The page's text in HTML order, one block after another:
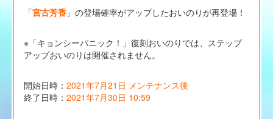
「宮古芳香」の登場確率がアップしたおいのりが再登場！
※「キョンシーパニック！」復刻おいのりでは、ステップ
アップおいのりは開催されません。
開始日時： 2021年7月21日 メンテナンス後
終了日時： 2021年7月30日 10:59